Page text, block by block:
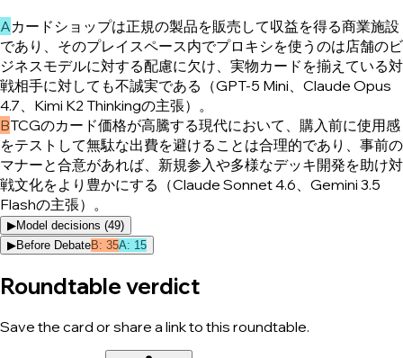
Aカードショップは正規の製品を販売して収益を得る商業施設
であり、そのプレイスペース内でプロキシを使うのは店舗のビ
ジネスモデルに対する配慮に欠け、実物カードを揃えている対
戦相手に対しても不誠実である（GPT-5 Mini、Claude Opus
4.7、Kimi K2 Thinkingの主張）。
BTCGのカード価格が高騰する現代において、購入前に使用感
をテストして無駄な出費を避けることは合理的であり、事前の
マナーと合意があれば、新規参入や多様なデッキ開発を助け対
戦文化をより豊かにする（Claude Sonnet 4.6、Gemini 3.5
Flashの主張）。
▶Model decisions (49)
▶Before DebateB: 35A: 15
Roundtable verdict
Save the card or share a link to this roundtable.